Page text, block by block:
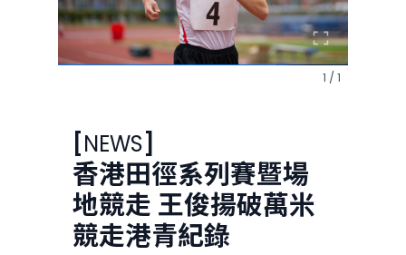
1 / 1
[NEWS]
香港田徑系列賽暨場
地競走 王俊揚破萬米
競走港青紀錄